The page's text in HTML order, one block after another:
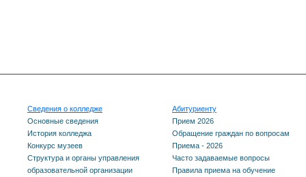
Сведения о колледже
Основные сведения
История колледжа
Конкурс музеев
Структура и органы управления
образовательной организации
Абитуриенту
Прием 2026
Обращение граждан по вопросам
Приема - 2026
Часто задаваемые вопросы
Правила приема на обучение